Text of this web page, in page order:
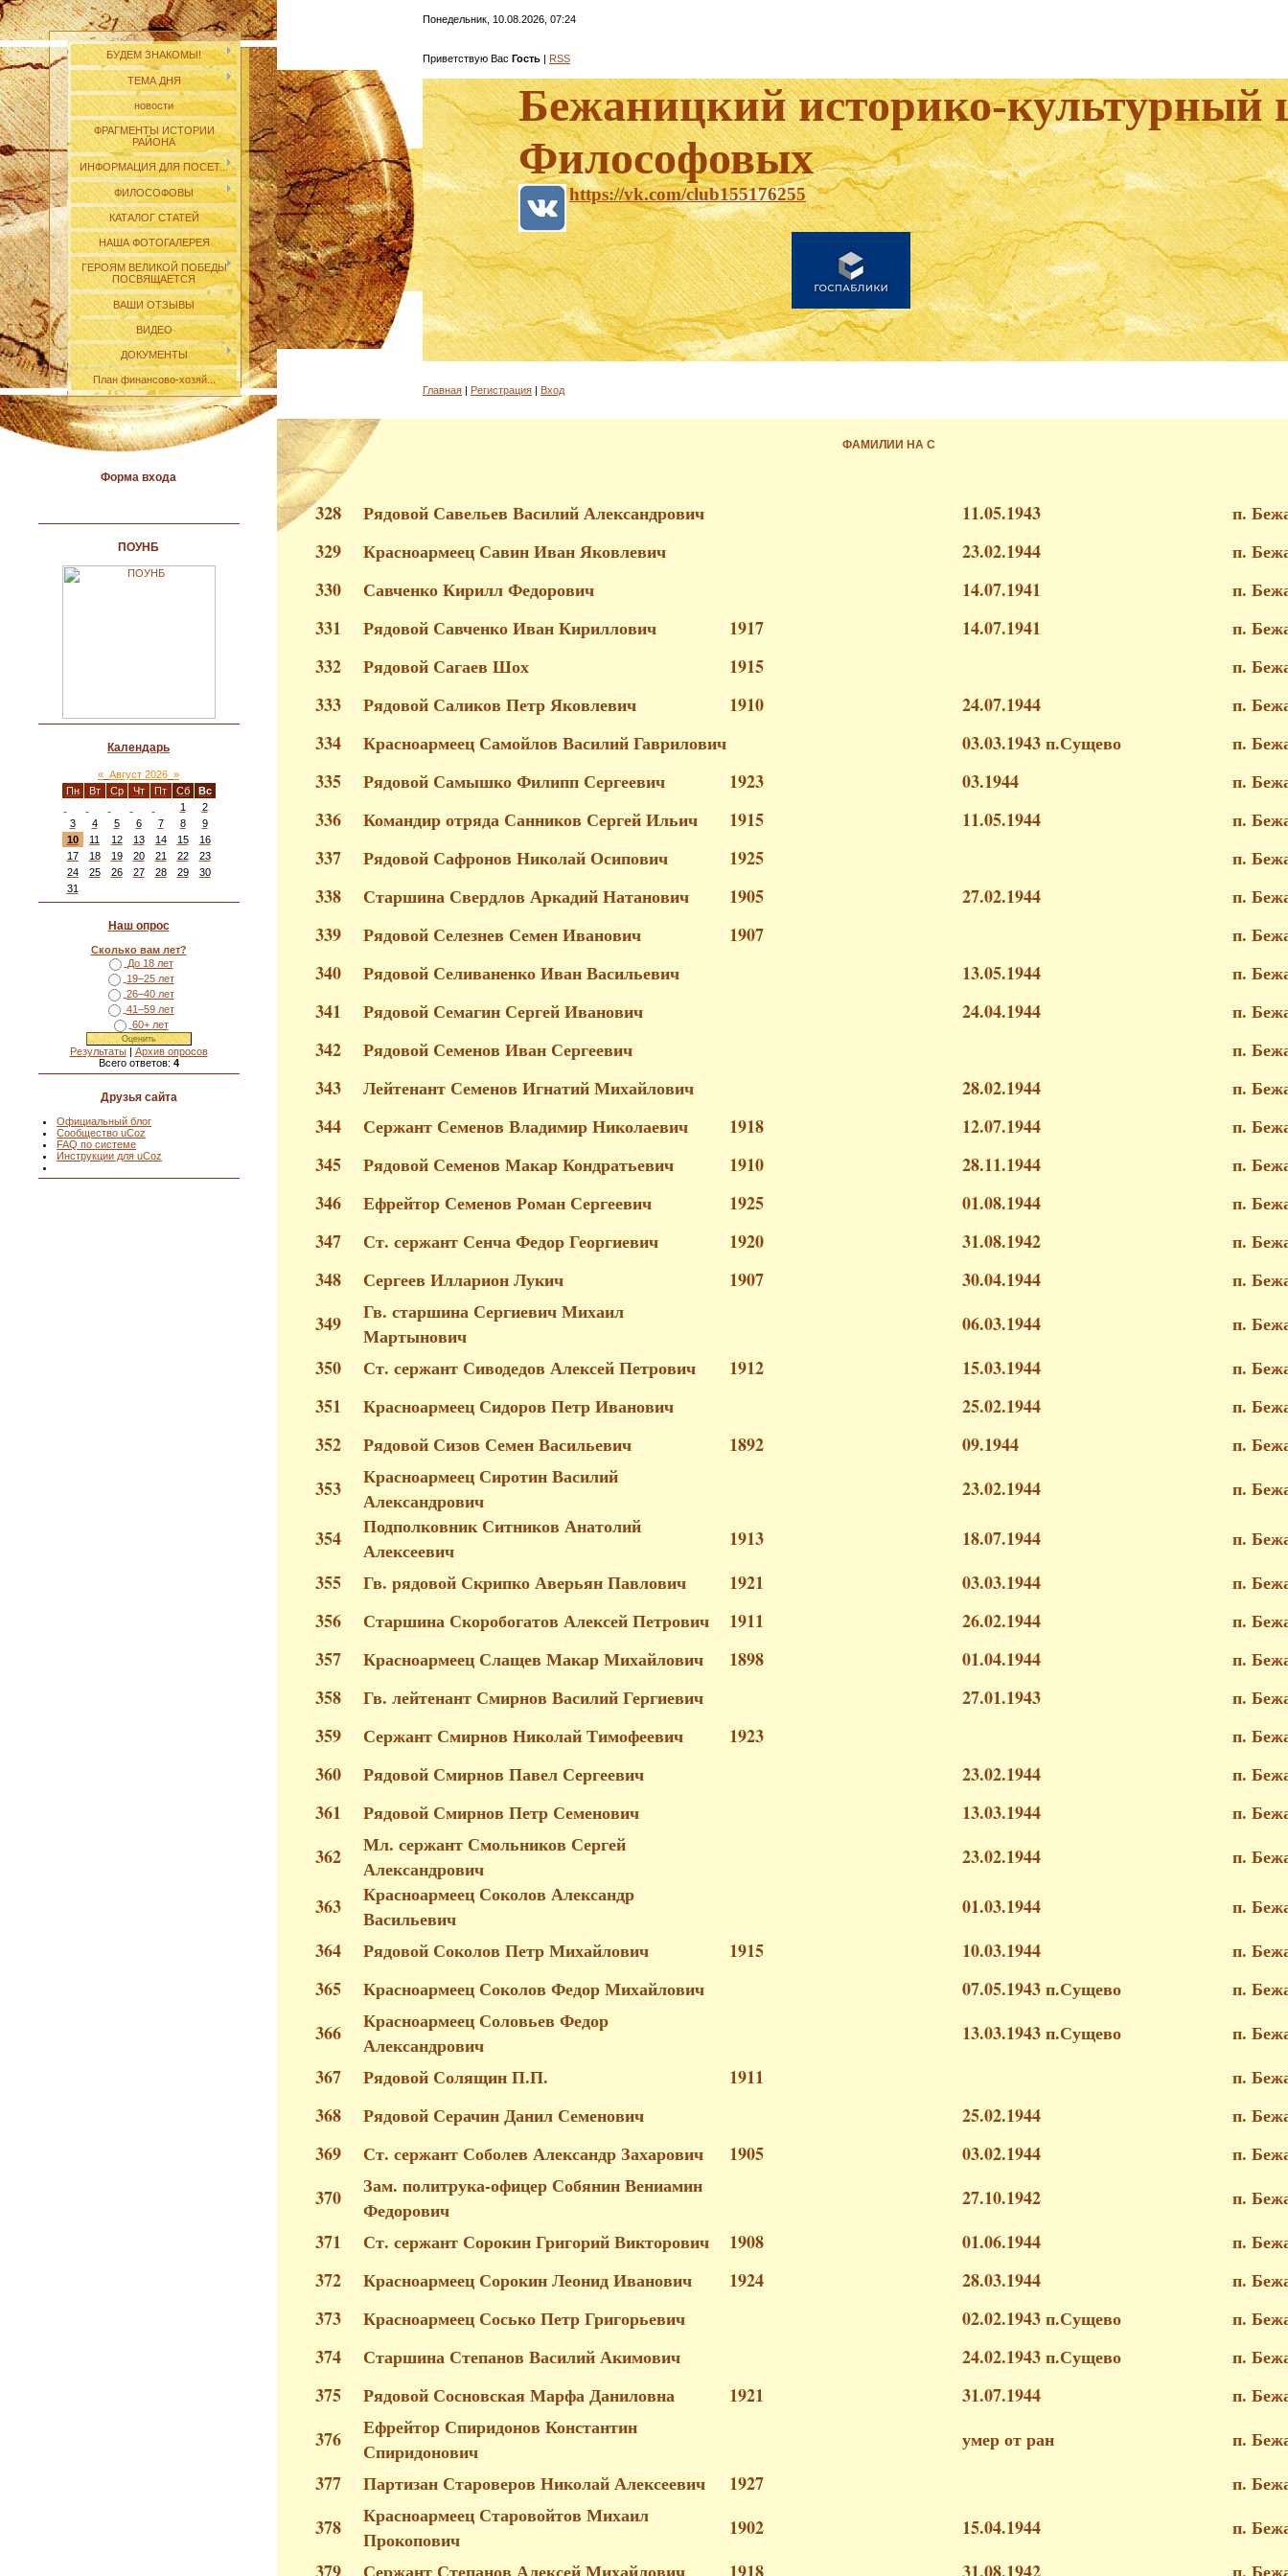
БУДЕМ ЗНАКОМЫ!
ТЕМА ДНЯ
новости
ФРАГМЕНТЫ ИСТОРИИ
РАЙОНА
ИНФОРМАЦИЯ ДЛЯ ПОСЕТ...
ФИЛОСОФОВЫ
КАТАЛОГ СТАТЕЙ
НАША ФОТОГАЛЕРЕЯ
ГЕРОЯМ ВЕЛИКОЙ ПОБЕДЫ
ПОСВЯЩАЕТСЯ
ВАШИ ОТЗЫВЫ
ВИДЕО
ДОКУМЕНТЫ
План финансово-хозяй...
Форма входа
ПОУНБ
Календарь
« Август 2026 »
Пн
Вт Ср Чт Пт Сб
Вс
1
2
3
4 5 6 7 8
9
10
11 12 13 14 15
16
17
18 19 20 21 22
23
24
25 26 27 28 29
30
31
Наш опрос
Сколько вам лет?
До 18 лет
19–25 лет
26–40 лет
41–59 лет
60+ лет
Результаты| Архив опросов
Всего ответов: 4
Друзья сайта
Официальный блог
Сообщество uCoz
FAQ по системе
Инструкции для uCoz
Понедельник, 10.08.2026, 07:24
Приветствую Вас Гость | RSS
Бежаницкий историко-культурный
Философовых
https://vk.com/club155176255
Главная | Регистрация | Вход
ФАМИЛИИ НА С
328 Рядовой Савельев Василий Александрович 11.05.1943
п.
329
Красноармеец Савин Иван Яковлевич 23.02.1944
п.
330
Савченко Кирилл Федорович 14.07.1941
п.
331
Рядовой Савченко Иван Кириллович 1917 14.07.1941
п.
332
Рядовой Сагаев Шох 1915
п.
333
Рядовой Саликов Петр Яковлевич 1910 24.07.1944
п.
334
Красноармеец Самойлов Василий Гаврилович 03.03.1943 п.Сущево
п.
335
Рядовой Самышко Филипп Сергеевич 1923 03.1944
п.
336
Командир отряда Санников Сергей Ильич 1915 11.05.1944
п.
337
Рядовой Сафронов Николай Осипович 1925
п.
338
Старшина Свердлов Аркадий Натанович 1905 27.02.1944
п.
339
Рядовой Селезнев Семен Иванович 1907
п.
340
Рядовой Селиваненко Иван Васильевич 13.05.1944
п.
341
Рядовой Семагин Сергей Иванович 24.04.1944
п.
342
Рядовой Семенов Иван Сергеевич
п.
343
Лейтенант Семенов Игнатий Михайлович 28.02.1944
п.
344
Сержант Семенов Владимир Николаевич 1918 12.07.1944
п.
345
Рядовой Семенов Макар Кондратьевич 1910 28.11.1944
п.
346
Ефрейтор Семенов Роман Сергеевич 1925 01.08.1944
п.
347
Ст. сержант Сенча Федор Георгиевич 1920 31.08.1942
п.
348
Сергеев Илларион Лукич 1907 30.04.1944
п.
349
Гв. старшина Сергиевич Михаил
Мартынович
06.03.1944
п.
350
Ст. сержант Сиводедов Алексей Петрович 1912 15.03.1944
п.
351
Красноармеец Сидоров Петр Иванович 25.02.1944
п.
352
Рядовой Сизов Семен Васильевич 1892 09.1944
п.
353
Красноармеец Сиротин Василий
Александрович
23.02.1944
п.
354
Подполковник Ситников Анатолий
Алексеевич
1913 18.07.1944
п.
355
Гв. рядовой Скрипко Аверьян Павлович 1921 03.03.1944
п.
356
Старшина Скоробогатов Алексей Петрович 1911 26.02.1944
п.
357
Красноармеец Слащев Макар Михайлович 1898 01.04.1944
п.
358
Гв. лейтенант Смирнов Василий Гергиевич 27.01.1943
п.
359
Сержант Смирнов Николай Тимофеевич 1923
п.
360
Рядовой Смирнов Павел Сергеевич 23.02.1944
п.
361
Рядовой Смирнов Петр Семенович 13.03.1944
п.
362
Мл. сержант Смольников Сергей
Александрович
23.02.1944
п.
363
Красноармеец Соколов Александр
Васильевич
01.03.1944
п.
364
Рядовой Соколов Петр Михайлович 1915 10.03.1944
п.
365
Красноармеец Соколов Федор Михайлович 07.05.1943 п.Сущево
п.
366
Красноармеец Соловьев Федор
Александрович
13.03.1943 п.Сущево
п.
367
Рядовой Солящин П.П. 1911
п.
368
Рядовой Серачин Данил Семенович 25.02.1944
п.
369
Ст. сержант Соболев Александр Захарович 1905 03.02.1944
п.
370
Зам. политрука-офицер Собянин Вениамин
Федорович
27.10.1942
п.
371
Ст. сержант Сорокин Григорий Викторович 1908 01.06.1944
п.
372
Красноармеец Сорокин Леонид Иванович 1924 28.03.1944
п.
373
Красноармеец Сосько Петр Григорьевич 02.02.1943 п.Сущево
п.
374
Старшина Степанов Василий Акимович 24.02.1943 п.Сущево
п.
375
Рядовой Сосновская Марфа Даниловна 1921 31.07.1944
п.
376
Ефрейтор Спиридонов Константин
Спиридонович
умер от ран
п.
377
Партизан Староверов Николай Алексеевич 1927
п.
378
Красноармеец Старовойтов Михаил
Прокопович
1902 15.04.1944
п.